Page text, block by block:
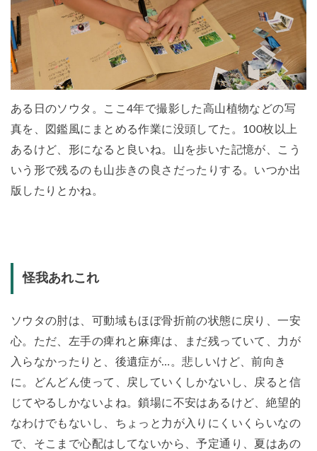
ある日のソウタ。ここ4年で撮影した高山植物などの写
真を、図鑑風にまとめる作業に没頭してた。100枚以上
あるけど、形になると良いね。山を歩いた記憶が、こう
いう形で残るのも山歩きの良さだったりする。いつか出
版したりとかね。
怪我あれこれ
ソウタの肘は、可動域もほぼ骨折前の状態に戻り、一安
心。ただ、左手の痺れと麻痺は、まだ残っていて、力が
入らなかったりと、後遺症が…。悲しいけど、前向き
に。どんどん使って、戻していくしかないし、戻ると信
じてやるしかないよね。鎖場に不安はあるけど、絶望的
なわけでもないし、ちょっと力が入りにくいくらいなの
で、そこまで心配はしてないから、予定通り、夏はあの